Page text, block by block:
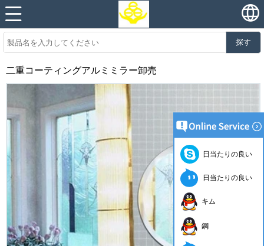
探す
二重コーティングアルミミラー卸売
日当たりの良い
日当たりの良い
キム
鋼